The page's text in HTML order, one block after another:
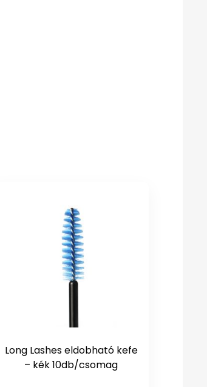
Long Lashes eldobható kefe
– kék 10db/csomag